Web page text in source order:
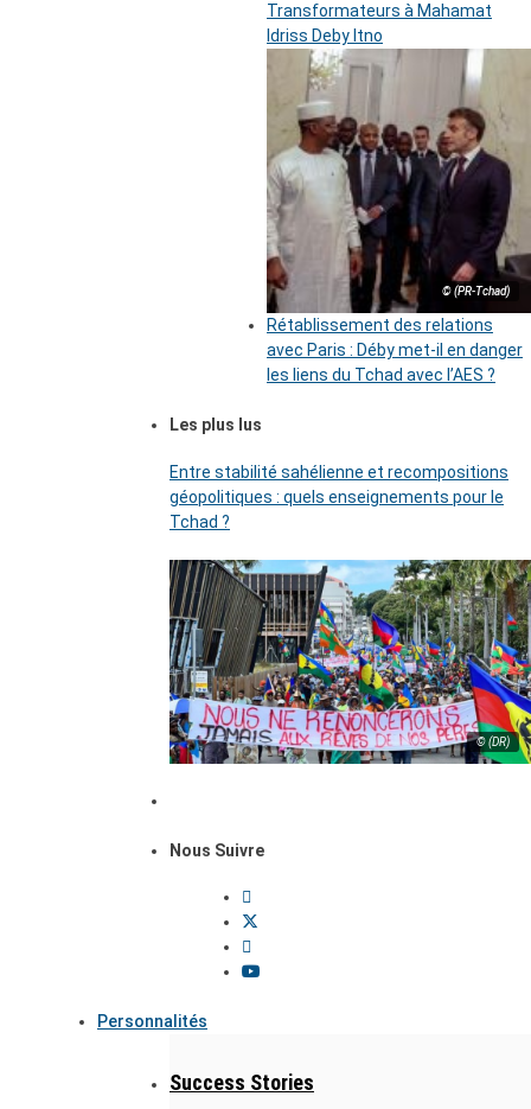
Transformateurs à Mahamat
Idriss Deby Itno
© (PR-Tchad)
Rétablissement des relations
avec Paris : Déby met-il en danger
les liens du Tchad avec l’AES ?
Les plus lus
Entre stabilité sahélienne et recompositions
géopolitiques : quels enseignements pour le
Tchad ?
© (DR)
Nous Suivre
Personnalités
Success Stories